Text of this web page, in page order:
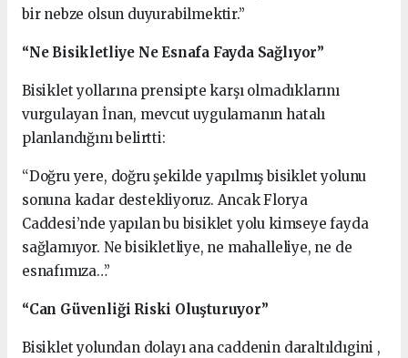
bir nebze olsun duyurabilmektir.”
“Ne Bisikletliye Ne Esnafa Fayda Sağlıyor”
Bisiklet yollarına prensipte karşı olmadıklarını
vurgulayan İnan, mevcut uygulamanın hatalı
planlandığını belirtti:
“Doğru yere, doğru şekilde yapılmış bisiklet yolunu
sonuna kadar destekliyoruz. Ancak Florya
Caddesi’nde yapılan bu bisiklet yolu kimseye fayda
sağlamıyor. Ne bisikletliye, ne mahalleliye, ne de
esnafımıza…”
“Can Güvenliği Riski Oluşturuyor”
Bisiklet yolundan dolayı ana caddenin daraltıldıgini ,